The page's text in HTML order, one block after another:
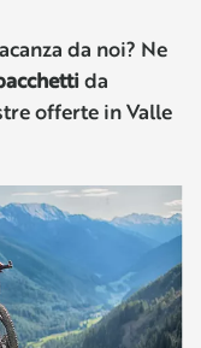
da noi? Ne
da
offerte in Valle